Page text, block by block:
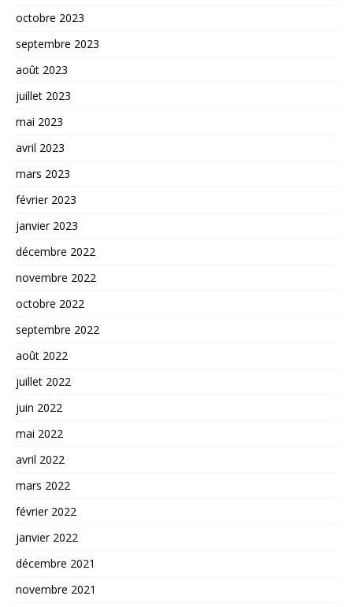
octobre 2023
septembre 2023
août 2023
juillet 2023
mai 2023
avril 2023
mars 2023
février 2023
janvier 2023
décembre 2022
novembre 2022
octobre 2022
septembre 2022
août 2022
juillet 2022
juin 2022
mai 2022
avril 2022
mars 2022
février 2022
janvier 2022
décembre 2021
novembre 2021